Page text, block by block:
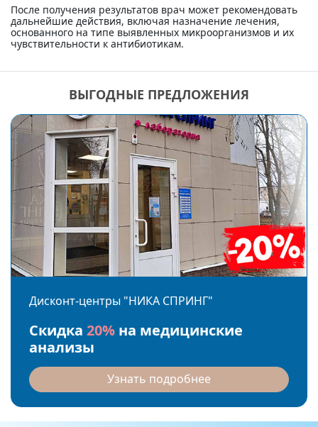
После получения результатов врач может рекомендовать
дальнейшие действия, включая назначение лечения,
основанного на типе выявленных микроорганизмов и их
чувствительности к антибиотикам.
ВЫГОДНЫЕ ПРЕДЛОЖЕНИЯ
Дисконт-центры "НИКА СПРИНГ"
Скидка 20% на медицинские
анализы
Узнать подробнее